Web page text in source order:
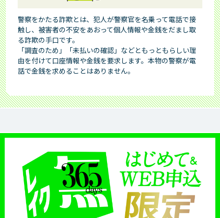
働く女性を応援
あなたをサポートする「50の事実」
取引履歴開示の方針
SBI新生銀行グループにおける個人データの共同利用
について
匿名加工情報の取扱いについて
今すぐ
お申込み 1秒診断
警察をかたる詐欺とは、犯人が警察官を名乗って電話で接
触し、被害者の不安をあおって個人情報や金銭をだまし取
る詐欺の手口です。
「調査のため」「未払いの確認」などともっともらしい理
由を付けて口座情報や金銭を要求します。本物の警察が電
話で金銭を求めることはありません。